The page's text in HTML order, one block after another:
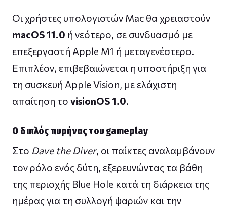
Οι χρήστες υπολογιστών Mac θα χρειαστούν
macOS 11.0 ή νεότερο, σε συνδυασμό με
επεξεργαστή Apple M1 ή μεταγενέστερο.
Επιπλέον, επιβεβαιώνεται η υποστήριξη για
τη συσκευή Apple Vision, με ελάχιστη
απαίτηση το visionOS 1.0.
Ο διπλός πυρήνας του gameplay
Στο Dave the Diver, οι παίκτες αναλαμβάνουν
τον ρόλο ενός δύτη, εξερευνώντας τα βάθη
της περιοχής Blue Hole κατά τη διάρκεια της
ημέρας για τη συλλογή ψαριών και την